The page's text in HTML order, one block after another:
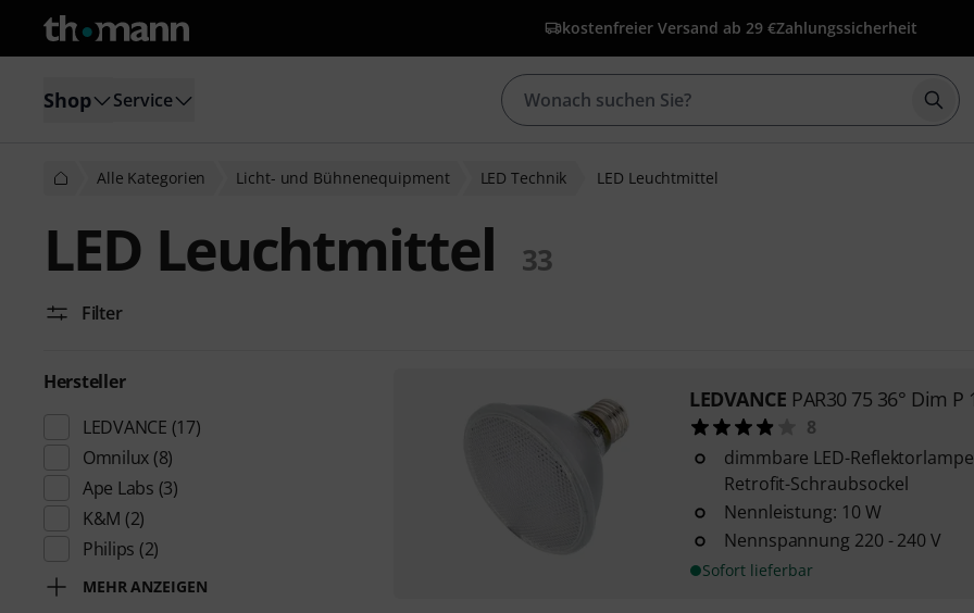
kostenfreier Versand ab 29 €Zahlungssicherheit
Shop Service
Alle Kategorien Licht- und Bühnenequipment LED Technik LED Leuchtmittel
LED Leuchtmittel 33
Filter
Hersteller
LEDVANCE (17)
Omnilux (8)
Ape Labs (3)
K&M (2)
Philips (2)
MEHR ANZEIGEN
LEDVANCE PAR30 75 36° Dim P
8
dimmbare LED-
Retrofit-Schraubsockel
Nennleistung: 10 W
Nennspannung 220 - 240 V
Sofort lieferbar